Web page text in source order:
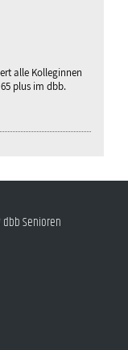
alle Kolleginnen
plus im dbb.
dbb Senioren